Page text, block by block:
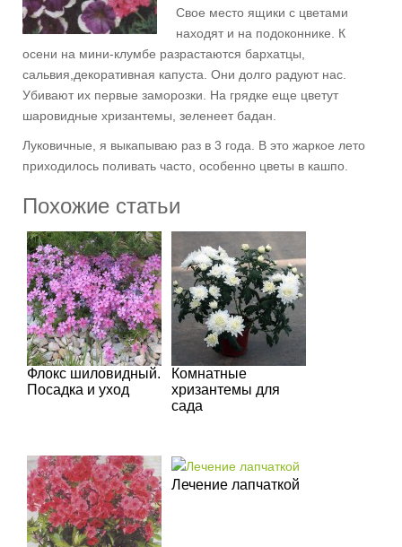
Свое место ящики с цветами
находят и на подоконнике. К
осени на мини-клумбе разрастаются бархатцы,
сальвия,декоративная капуста. Они долго радуют нас.
Убивают их первые заморозки. На грядке еще цветут
шаровидные хризантемы, зеленеет бадан.
Луковичные, я выкапываю раз в 3 года. В это жаркое лето
приходилось поливать часто, особенно цветы в кашпо.
Похожие статьи
Флокс шиловидный.
Посадка и уход
Комнатные
хризантемы для
сада
Лечение лапчаткой